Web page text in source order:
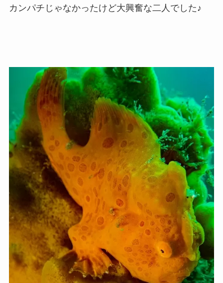
カンパチじゃなかったけど大興奮な二人でした♪